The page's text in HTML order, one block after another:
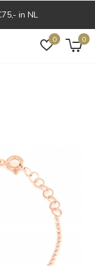
0 0
in NL